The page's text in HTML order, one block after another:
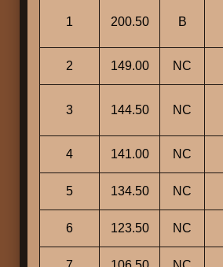
1 200.50 B
2 149.00 NC
3 144.50 NC
4 141.00 NC
5 134.50 NC
6 123.50 NC